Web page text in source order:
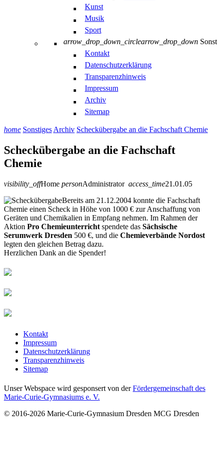
Kunst
Musik
Sport
arrow_drop_down_circlearrow_drop_down
Kontakt
Datenschutzerklärung
Transparenzhinweis
Impressum
Archiv
Sitemap
home Sonstiges Archiv Scheckübergabe an die Fachschaft Chemie
Scheckübergabe an die Fachschaft
Chemie
visibility_offHome personAdministrator access_time21.01.05
Bereits am 21.12.2004 konnte die Fachschaft
Chemie einen Scheck in Höhe von 1000 € zur Anschaffung von
Geräten und Chemikalien in Empfang nehmen. Im Rahmen der
Aktion Pro Chemieunterricht spendete das Sächsische
Serumwerk Dresden 500 €, und die Chemieverbände Nordost
legten den gleichen Betrag dazu.
Herzlichen Dank an die Spender!
Kontakt
Impressum
Datenschutzerklärung
Transparenzhinweis
Sitemap
Unser Webspace wird gesponsert von derFördergemeinschaft des
Marie-Curie-Gymnasiums e. V.
© 2016-2026 Marie-Curie-Gymnasium Dresden MCG Dresden